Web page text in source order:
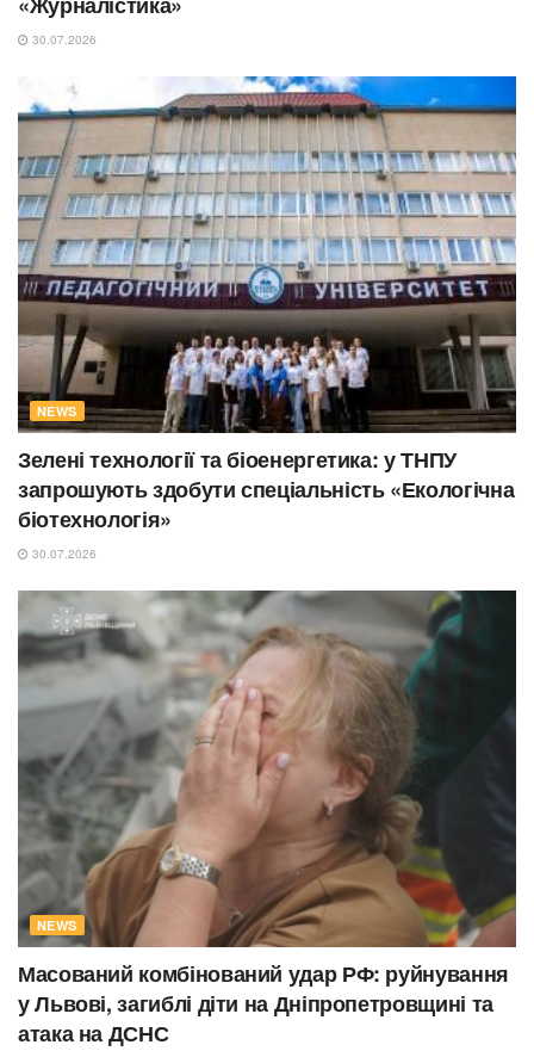
30.07.2026
NEWS
Зелені технології та біоенергетика: у ТНПУ
запрошують здобути спеціальність «Екологічна
біотехнологія»
30.07.2026
NEWS
Масований комбінований удар РФ: руйнування
у Львові, загиблі діти на Дніпропетровщині та
атака на ДСНС